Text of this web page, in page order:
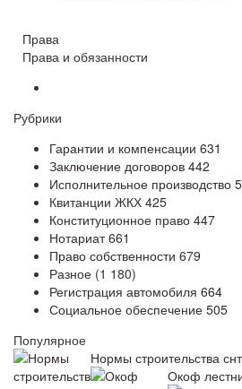
Права
Права и обязанности
Рубрики
Гарантии и компенсации 631
Заключение договоров 442
Исполнительное производство
Квитанции ЖКХ 425
Конституционное право 447
Нотариат661
Право собственности 679
Разное (1 180)
Регистрация автомобиля 664
Социальное обеспечение 505
Популярное
Нормы строительства
Окоф